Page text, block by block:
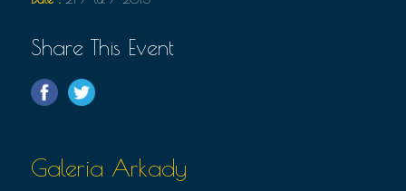
Share This Event
Galeria Arkady